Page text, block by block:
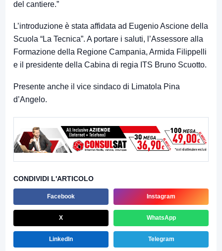
del cantiere.”
L’introduzione è stata affidata ad Eugenio Ascione della
Scuola “La Tecnica”. A portare i saluti, l’Assessore alla
Formazione della Regione Campania, Armida Filippelli
e il presidente della Cabina di regia ITS Bruno Scuotto.
Presente anche il vice sindaco di Limatola Pina
d’Angelo.
CONDIVIDI L'ARTICOLO
Facebook Instagram
X WhatsApp
LinkedIn Telegram